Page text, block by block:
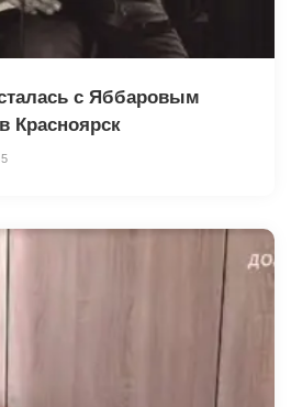
с Яббаровым
Красноярск